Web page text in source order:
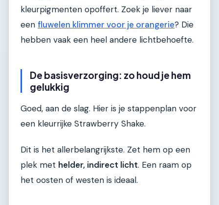
kleurpigmenten opoffert. Zoek je liever naar
een fluwelen klimmer voor je orangerie? Die
hebben vaak een heel andere lichtbehoefte.
De basisverzorging: zo houd je hem
gelukkig
Goed, aan de slag. Hier is je stappenplan voor
een kleurrijke Strawberry Shake.
Dit is het allerbelangrijkste. Zet hem op een
plek met helder, indirect licht. Een raam op
het oosten of westen is ideaal.